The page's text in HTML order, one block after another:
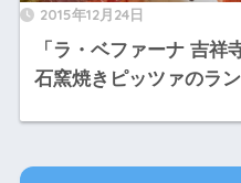
2015年12月24日
「ラ・ベファーナ 吉祥
石窯焼きピッツァのラ